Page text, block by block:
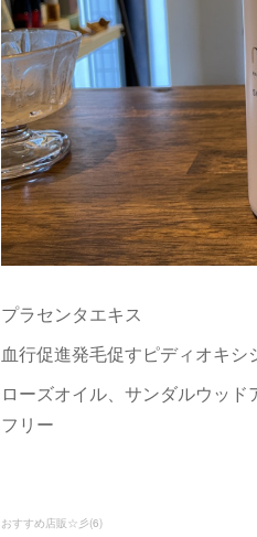
プラセンタエキス
血行促進発毛促すピディオキ
ローズオイル、サンダルウッ
フリー
おすすめ店販☆彡(6)